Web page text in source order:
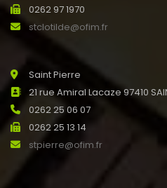
0262 97 1970
stclotilde@ofim.fr
Saint Pierre
21 rue Amiral Lacaze 97410
0262 25 06 07
0262 25 13 14
stpierre@ofim.fr